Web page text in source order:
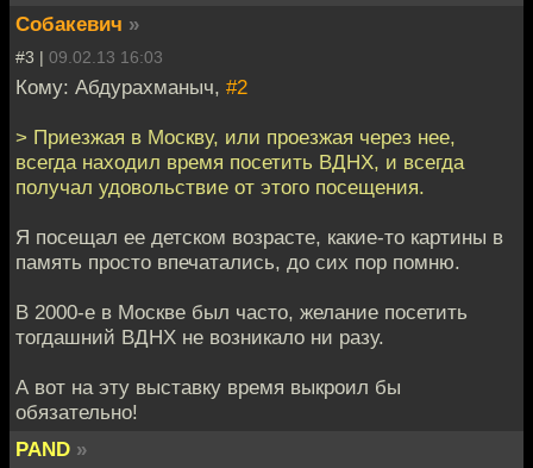
Собакевич »
#3 | 09.02.13 16:03
Кому: Абдурахманыч, #2
> Приезжая в Москву, или проезжая через нее,
всегда находил время посетить ВДНХ, и всегда
получал удовольствие от этого посещения.
Я посещал ее детском возрасте, какие-то картины в
память просто впечатались, до сих пор помню.
В 2000-е в Москве был часто, желание посетить
тогдашний ВДНХ не возникало ни разу.
А вот на эту выставку время выкроил бы
обязательно!
PAND »